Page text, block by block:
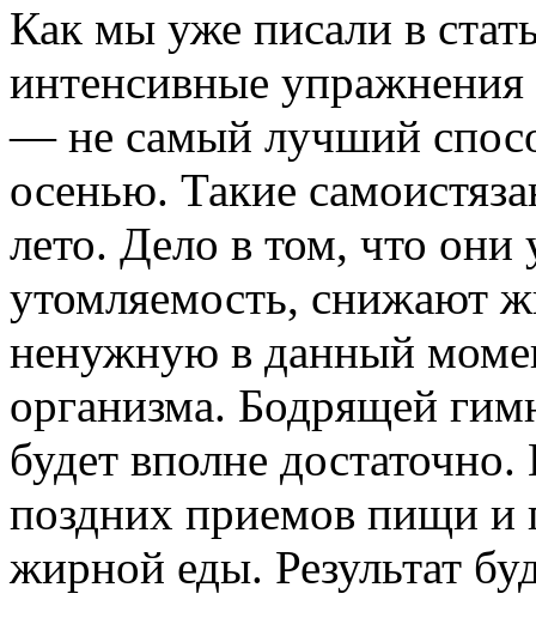
Как мы уже писали в
интенсивные
— не самый лучший
осенью. Такие
лето. Дело в том, что они
утомляемость, снижают
ненужную в данный
организма. Бодрящей
будет вполне
поздних приемов пищи и
жирной еды. Результат